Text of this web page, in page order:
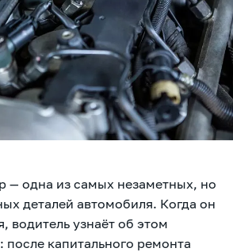
— одна из самых незаметных, но
деталей автомобиля. Когда он
водитель узнаёт об этом
капитального ремонта